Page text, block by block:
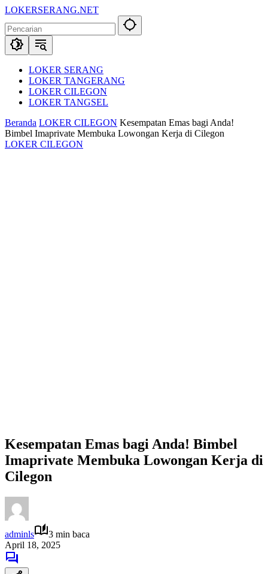
Langsung
konten
LOKERSERANG.NET
Lowongan
Kerja
Serang
SekitarnyaLOKER SERANG
LOKER TANGERANG
LOKER CILEGON
LOKER TANGSEL
Beranda LOKER CILEGON Kesempatan Emas bagi Anda!
Bimbel Imaprivate Membuka Lowongan Kerja di Cilegon
LOKER CILEGON
Kesempatan Emas bagi Anda! Bimbel
Imaprivate Membuka Lowongan Kerja di
Cilegon
adminls
3 min baca
April 18, 2025